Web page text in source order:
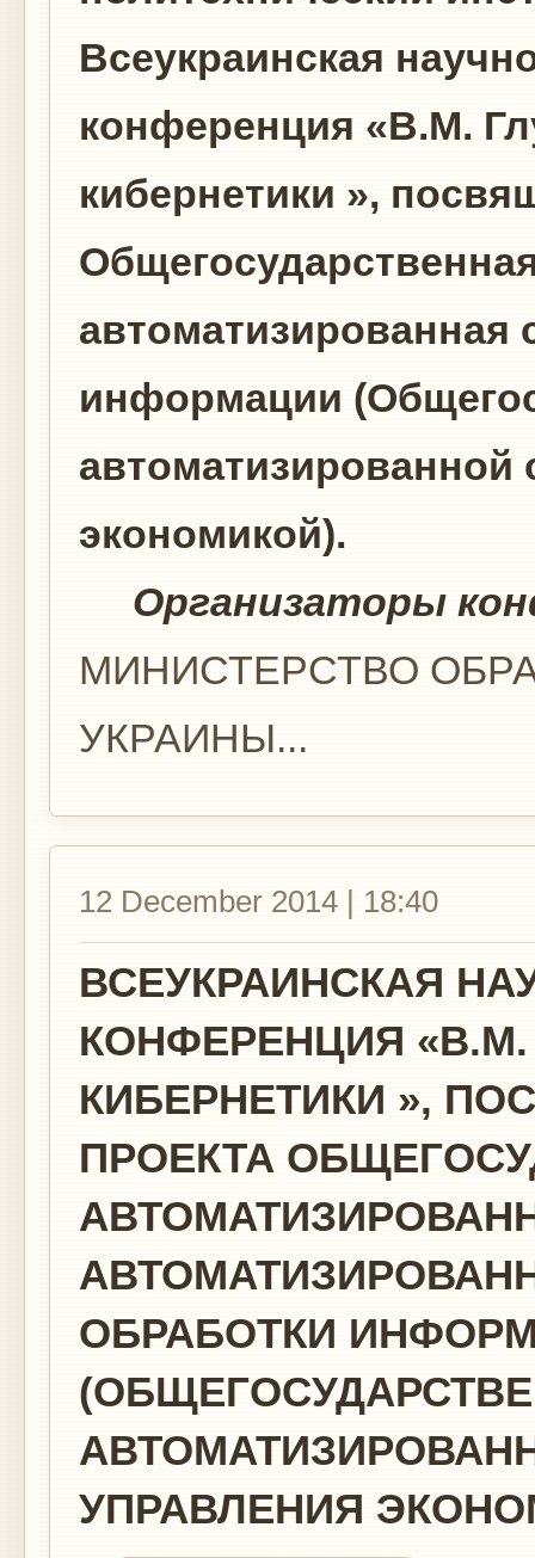
Всеукраинская
конференция «В.М.
кибернетики »,
автоматизированная
информации
экономикой).
Организаторы
МИНИСТЕРСТВО
УКРАИНЫ...
12 December 2014 | 18:40
ВСЕУКРАИНСКАЯ
КОНФЕРЕНЦИЯ
КИБЕРНЕТИКИ »,
ПРОЕКТА
ОБРАБОТКИ
УПРАВЛЕНИЯ